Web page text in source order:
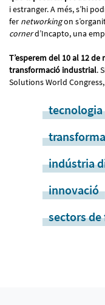
i estranger. A més, s’hi
fer networkingon
cornerd’Incapto, una
T’esperem del 10 al 12
transformació industrial.
Solutions World
tecnologia
indústria
innovació
sectors